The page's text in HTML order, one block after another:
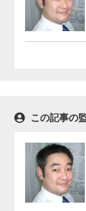
この記事の